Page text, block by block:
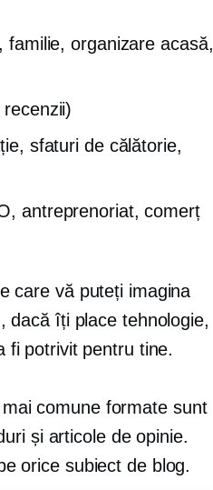
familie, organizare acasă,
sfaturi de călătorie,
antreprenoriat, comerț
care vă puteți imagina
dacă îți place tehnologie,
fi potrivit pentru tine.
comune formate sunt
și articole de opinie.
orice subiect de blog.